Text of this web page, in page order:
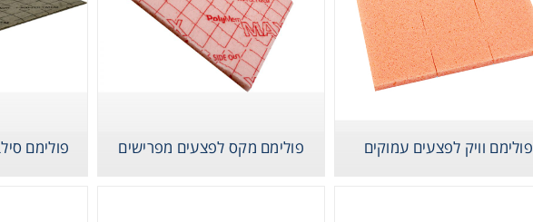
פולימם וויק לפצעים עמוקים פולימם מקס לפצעים מפרישים פולימם
Cooling
Heating
Instrumentation